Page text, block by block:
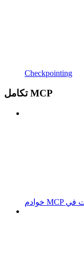
Checkpointing
تكامل MCP